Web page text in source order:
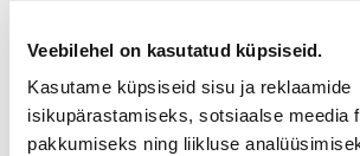
Veebilehel on kasutatud küpsiseid.
Kasutame küpsiseid sisu ja reklaamide
isikupärastamiseks, sotsiaalse meedia
pakkumiseks ning liikluse
Kallur, 5 tonni 1.0 -
Mõõdud (K x L x P) : 2.55